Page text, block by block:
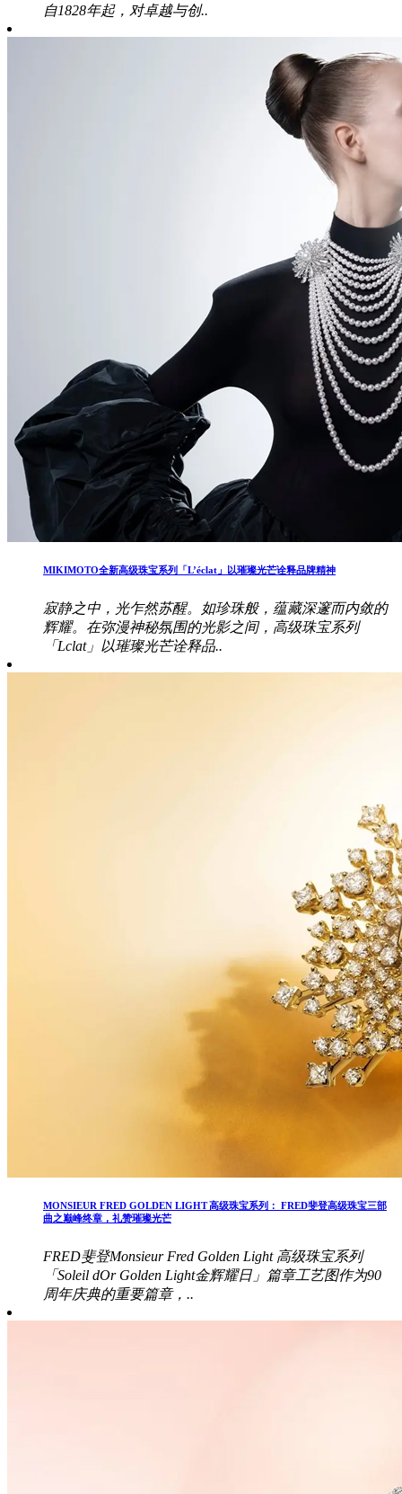
自1828年起，对卓越与创..
MIKIMOTO全新高级珠宝系列「L’éclat」以璀璨光芒诠释品牌精神
寂静之中，光乍然苏醒。如珍珠般，蕴藏深邃而内敛的
辉耀。在弥漫神秘氛围的光影之间，高级珠宝系列
「Lclat」以璀璨光芒诠释品..
MONSIEUR FRED GOLDEN LIGHT 高级珠宝系列： FRED斐登高级珠宝三部
曲之巅峰终章，礼赞璀璨光芒
FRED斐登Monsieur Fred Golden Light 高级珠宝系列
「Soleil dOr Golden Light金辉耀日」篇章工艺图作为90
周年庆典的重要篇章，..